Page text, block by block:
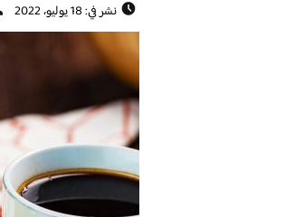
نشر في: 18 يوليو، 2022